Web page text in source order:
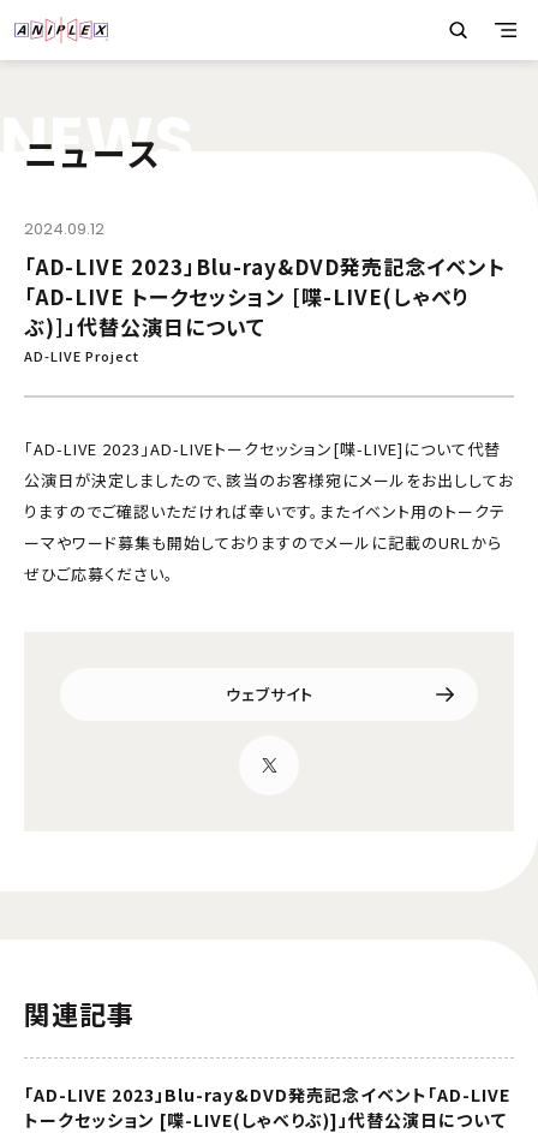
NEWS
ニュース
2024.09.12
「AD-LIVE 2023」Blu-ray&DVD発売記念イベント
「AD-LIVE トークセッション [喋-LIVE(しゃべり
ぶ)]」代替公演日について
AD-LIVE Project
「AD-LIVE 2023」AD-LIVEトークセッション[喋-LIVE]について代替
公演日が決定しましたので、該当のお客様宛にメールをお出ししてお
りますのでご確認いただければ幸いです。またイベント用のトークテ
ーマやワード募集も開始しておりますのでメールに記載のURLから
ぜひご応募ください。
ウェブサイト
関連記事
「AD-LIVE 2023」Blu-ray&DVD発売記念イベント「AD-LIVE
トークセッション [喋-LIVE(しゃべりぶ)]」代替公演日について